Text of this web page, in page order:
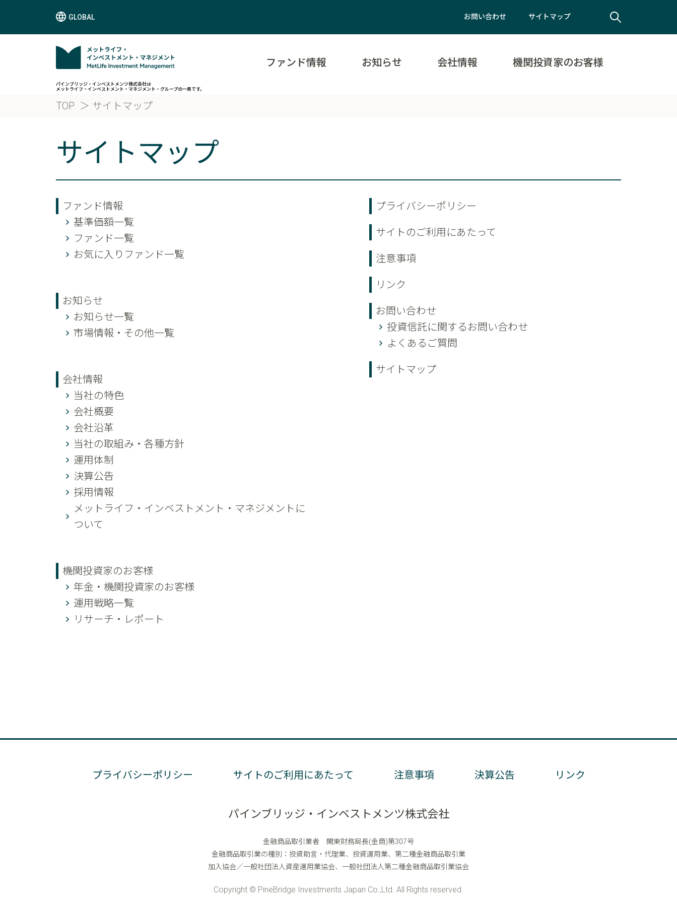
GLOBAL お問い合わせ サイトマップ
パインブリッジ・インベストメンツ株式会社は
メットライフ・インベストメント・マネジメント・グループの一員です。
ファンド情報 お知らせ 会社情報 機関投資家のお客様
TOP サイトマップ
サイトマップ
ファンド情報
基準価額一覧
ファンド一覧
お気に入りファンド一覧
お知らせ
お知らせ一覧
市場情報・その他一覧
会社情報
当社の特色
会社概要
会社沿革
当社の取組み・各種方針
運用体制
決算公告
採用情報
メットライフ・インベストメント・マネジメントに
ついて
機関投資家のお客様
年金・機関投資家のお客様
運用戦略一覧
リサーチ・レポート
プライバシーポリシー
サイトのご利用にあたって
注意事項
リンク
お問い合わせ
投資信託に関するお問い合わせ
よくあるご質問
サイトマップ
プライバシーポリシー サイトのご利用にあたって 注意事項 決算公告 リンク
パインブリッジ・インベストメンツ株式会社
金融商品取引業者 関東財務局長(金商)第307号
金融商品取引業の種別：投資助言・代理業、投資運用業、第二種金融商品取引業
加入協会／一般社団法人資産運用業協会、一般社団法人第二種金融商品取引業協会
Copyright © PineBridge Investments Japan Co.,Ltd. All Rights reserved.